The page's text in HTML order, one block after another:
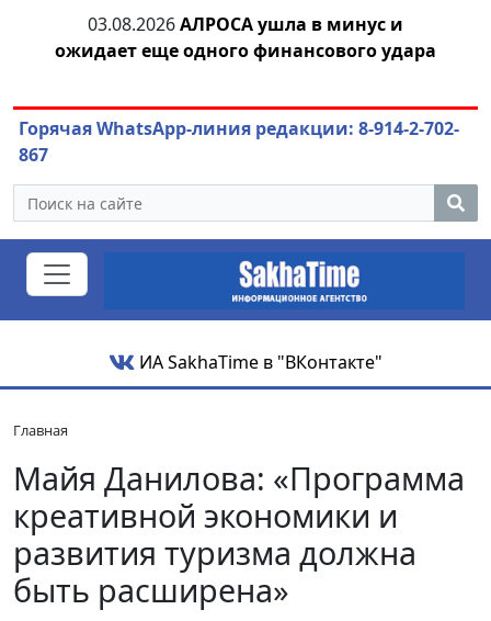
03.08.2026АЛРОСА ушла в минус и
ожидает еще одного финансового удара
Горячая WhatsApp-линия редакции: 8-914-2-702-
867
ИА SakhaTime в "ВКонтакте"
Главная
Майя Данилова: «Программа
креативной экономики и
развития туризма должна
быть расширена»